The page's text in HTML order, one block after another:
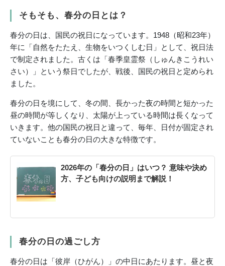
そもそも、春分の日とは？
春分の日は、国民の祝日になっています。1948（昭和23年）
年に「自然をたたえ、生物をいつくしむ日」として、祝日法
で制定されました。古くは「春季皇霊祭（しゅんきこうれい
さい）」という祭日でしたが、戦後、国民の祝日と定められ
ました。
春分の日を境にして、冬の間、長かった夜の時間と短かった
昼の時間が等しくなり、太陽が上っている時間は長くなって
いきます。他の国民の祝日と違って、毎年、日付が固定され
ていないことも春分の日の大きな特徴です。
2026年の「春分の日」はいつ？ 意味や決め
方、子ども向けの説明まで解説！
春分の日の過ごし方
春分の日は「彼岸（ひがん）」の中日にあたります。昼と夜